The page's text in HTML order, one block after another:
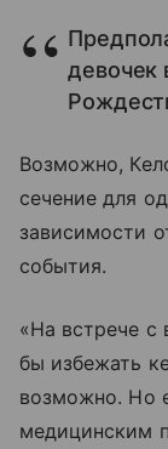
девочек
Возможно,
сечение для
зависимости
события.
«На встрече с
бы избежать
возможно. Но
медицинским